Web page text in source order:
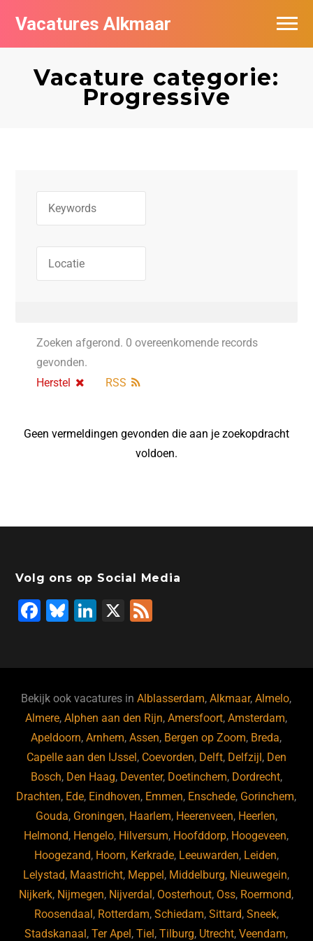
Vacatures Alkmaar
Vacature categorie:
Progressive
Zoeken afgerond. 0 overeenkomende records
gevonden.
Herstel
RSS
Geen vermeldingen gevonden die aan je zoekopdracht
voldoen.
Volg ons op Social Media
F
b
o
o
k
Bl
ky
Li
dI
n
X
Bekijk ook vacatures inAlblasserdam,Alkmaar,Almelo,
Almere,Alphen aan den Rijn,Amersfoort,Amsterdam,
Apeldoorn,Arnhem,Assen, Bergen op Zoom, Breda,
Capelle aan den IJssel , Coevorden, Delft, Delfzijl , Den
Bosch, Den Haag, Deventer, Doetinchem, Dordrecht,
Drachten, Ede, Eindhoven, Emmen, Enschede, Gorinchem,
Gouda, Groningen, Haarlem, Heerenveen, Heerlen,
Helmond, Hengelo, Hilversum, Hoofddorp, Hoogeveen,
Hoogezand, Hoorn, Kerkrade, Leeuwarden, Leiden,
Lelystad, Maastricht, Meppel , Middelburg, Nieuwegein,
Nijkerk, Nijmegen, Nijverdal , Oosterhout, Oss, Roermond,
Roosendaal , Rotterdam, Schiedam, Sittard, Sneek,
Stadskanaal ,Ter Apel ,Tiel ,Tilburg, Utrecht,Veendam,
Vacatures per bedrijf
Nieuwsbrief feed